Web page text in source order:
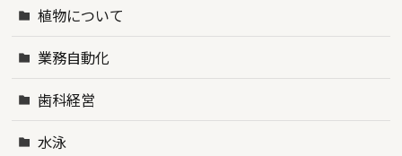
植物について
業務自動化
歯科経営
水泳